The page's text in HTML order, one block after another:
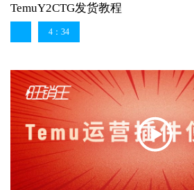
TemuY2CTG发货教程
4：34